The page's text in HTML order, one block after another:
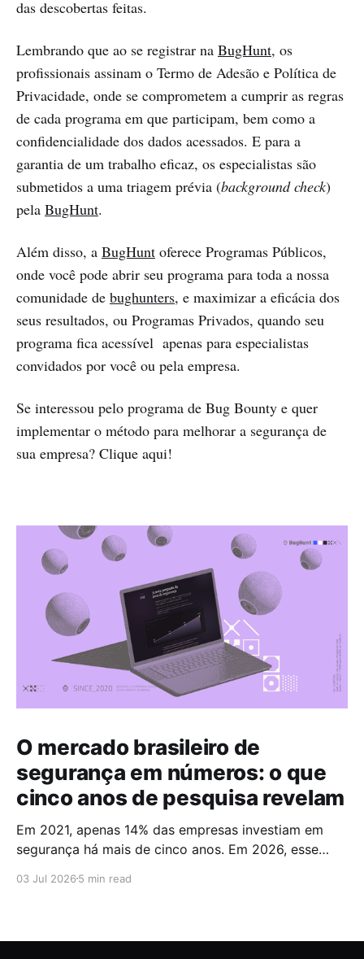
das descobertas feitas.
Lembrando que ao se registrar na BugHunt, os
profissionais assinam o Termo de Adesão e Política de
Privacidade, onde se comprometem a cumprir as regras
de cada programa em que participam, bem como a
confidencialidade dos dados acessados. E para a
garantia de um trabalho eficaz, os especialistas são
submetidos a uma triagem prévia (background check)
pela BugHunt.
Além disso, a BugHunt oferece Programas Públicos,
onde você pode abrir seu programa para toda a nossa
comunidade de bughunters, e maximizar a eficácia dos
seus resultados, ou Programas Privados, quando seu
programa fica acessível apenas para especialistas
convidados por você ou pela empresa.
Se interessou pelo programa de Bug Bounty e quer
implementar o método para melhorar a segurança de
sua empresa? Clique aqui!
O mercado brasileiro de
segurança em números: o que
cinco anos de pesquisa revelam
Em 2021, apenas 14% das empresas investiam em
segurança há mais de cinco anos. Em 2026, esse
para que a maioria do mercado cruzasse a fronteira
histórica conduzida pela
03 Jul 2026 5 min read